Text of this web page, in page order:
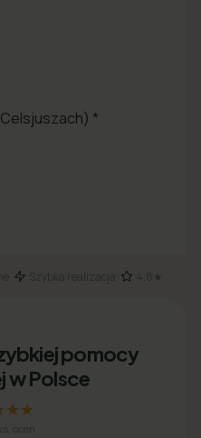
· Szybka realizacja 4.8★
pomocy
w Polsce
ocen